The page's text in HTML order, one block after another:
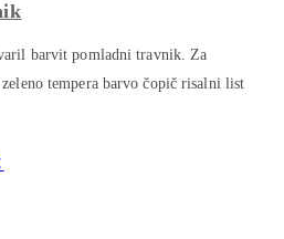
barvit pomladni travnik. Za
tempera barvo čopič risalni list